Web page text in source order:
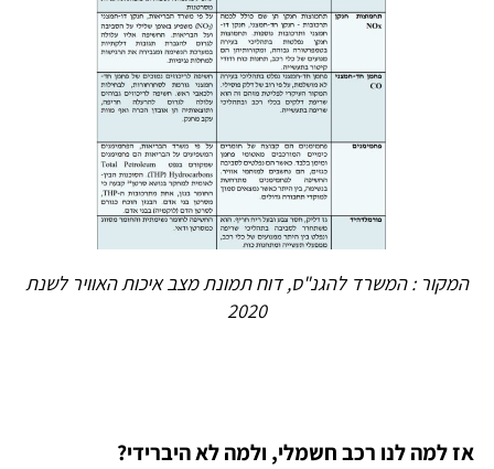
המקור : המשרד להגנ"ס, דוח תמונת מצב איכות האוויר לשנת
2020
אז למה לנו רכב חשמלי, ולמה לא היברידי?